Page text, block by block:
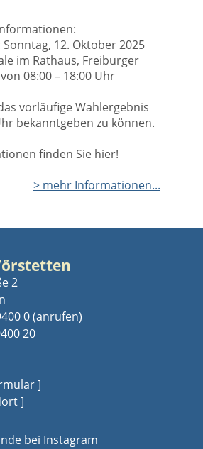
12. Oktober 2025
im Rathaus, Freiburger
08:00 – 18:00 Uhr
vorläufige Wahlergebnis
bekanntgeben zu können.
finden Sie hier!
> mehr Informationen...
2
0
20
]
]
bei Instagram